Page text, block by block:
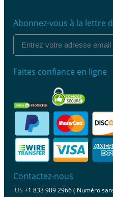
Abonnez-vous à la lettre
Faites confiance en ligne
Contactez-nous
US +1 833 909 2966 ( Numéro